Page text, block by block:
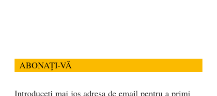
ABONAȚI-VĂ
Introduceți mai jos adresa de email pentru a primi